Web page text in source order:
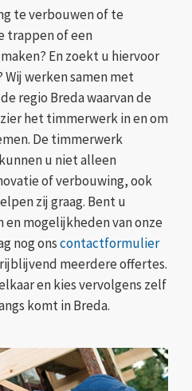
te verbouwen of te
trappen of een
En zoekt u hiervoor
werken samen met
regio Breda waarvan de
het timmerwerk in en om
De timmerwerk
u niet alleen
of verbouwing, ook
zij graag. Bent u
en mogelijkheden van onze
nog onscontactformulier
meerdere offertes.
en kies vervolgens zelf
komt in Breda.